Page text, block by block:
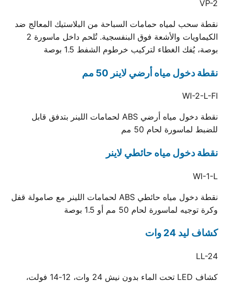
VP-2
نقطة سحب لمياه حمامات السباحة من البلاستيك المعالج ضد
الكيماويات والأشعة فوق البنفسجية. تُلحم داخل ماسورة 2
بوصة، يُفك الغطاء لتركيب خرطوم الشفط 1.5 بوصة
نقطة دخول مياه أرضي لاينر 50 مم
WI-2-L-FI
نقطة دخول مياه أرضي ABS لحمامات اللينر بتدفق قابل
للضبط لماسورة لحام 50 مم
نقطة دخول مياه حائطي لاينر
WI-1-L
نقطة دخول مياه حائطي ABS لحمامات اللينر مع صامولة قفل
وكرة توجيه لماسورة لحام 50 مم أو 1.5 بوصة
كشاف ليد 24 وات
LL-24
كشاف LED تحت الماء بدون نيش 24 وات، 12-14 فولت،